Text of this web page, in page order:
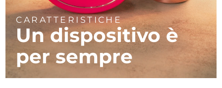
CARATTERISTICHE
Un dispositivo è
per sempre